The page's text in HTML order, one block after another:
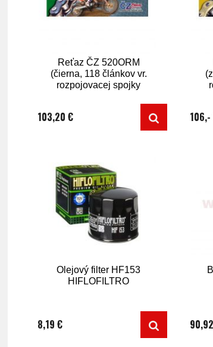
Reťaz ČZ 520ORM
(čierna, 118 článkov vr.
rozpojovacej spojky
103,20 €
Olejový filter HF153
HIFLOFILTRO
8,19 €